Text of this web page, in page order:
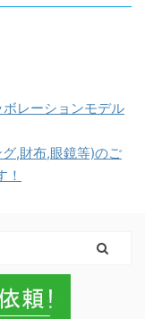
レーションモデル
,財布,眼鏡等)のご
！